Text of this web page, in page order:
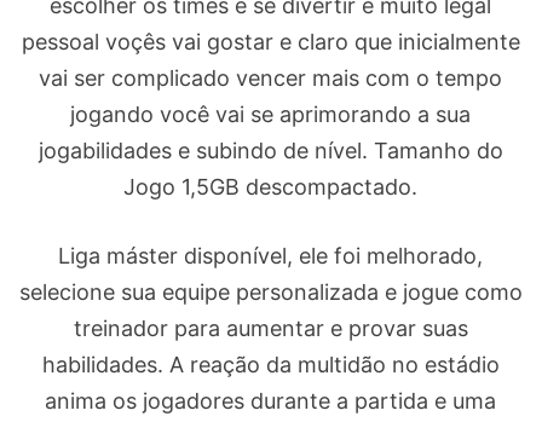
escolher os times e se divertir e muito legal
pessoal voçês vai gostar e claro que inicialmente
vai ser complicado vencer mais com o tempo
jogando você vai se aprimorando a sua
jogabilidades e subindo de nível. Tamanho do
Jogo 1,5GB descompactado.
Liga máster disponível, ele foi melhorado,
selecione sua equipe personalizada e jogue como
treinador para aumentar e provar suas
habilidades. A reação da multidão no estádio
anima os jogadores durante a partida e uma